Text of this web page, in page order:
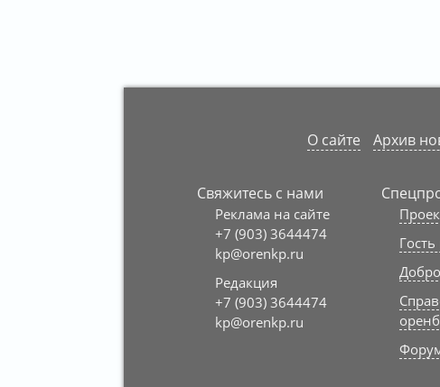
О сайте Архив
Свяжитесь с нами
Реклама на сайте
+7 (903) 3644474
kp@orenkp.ru
Редакция
+7 (903) 3644474
kp@orenkp.ru